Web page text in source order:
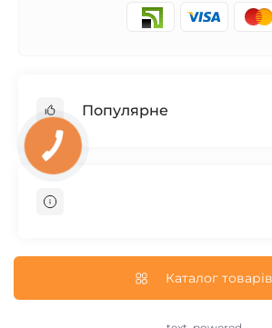
Популярне
Запчасти на мотоцикл Урал / МТ
Запчасти на мотоцикл Ява
Запчасти на мотоцикл Восход
Запчасти на Дельту / Delta
Доставка и Оплата
Пользовательское соглашение
Каталог товарів